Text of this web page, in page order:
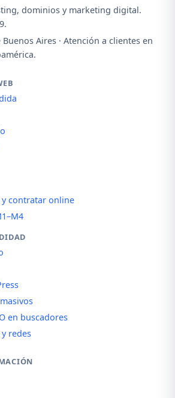
dominios y marketing digital.
Aires · Atención a clientes en
contratar online
en buscadores
redes